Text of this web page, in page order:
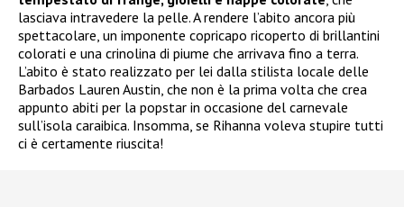
lasciava intravedere la pelle. A rendere l’abito ancora più
spettacolare, un imponente copricapo ricoperto di brillantini
colorati e una crinolina di piume che arrivava fino a terra.
L’abito è stato realizzato per lei dalla stilista locale delle
Barbados Lauren Austin, che non è la prima volta che crea
appunto abiti per la popstar in occasione del carnevale
sull’isola caraibica. Insomma, se Rihanna voleva stupire tutti
ci è certamente riuscita!